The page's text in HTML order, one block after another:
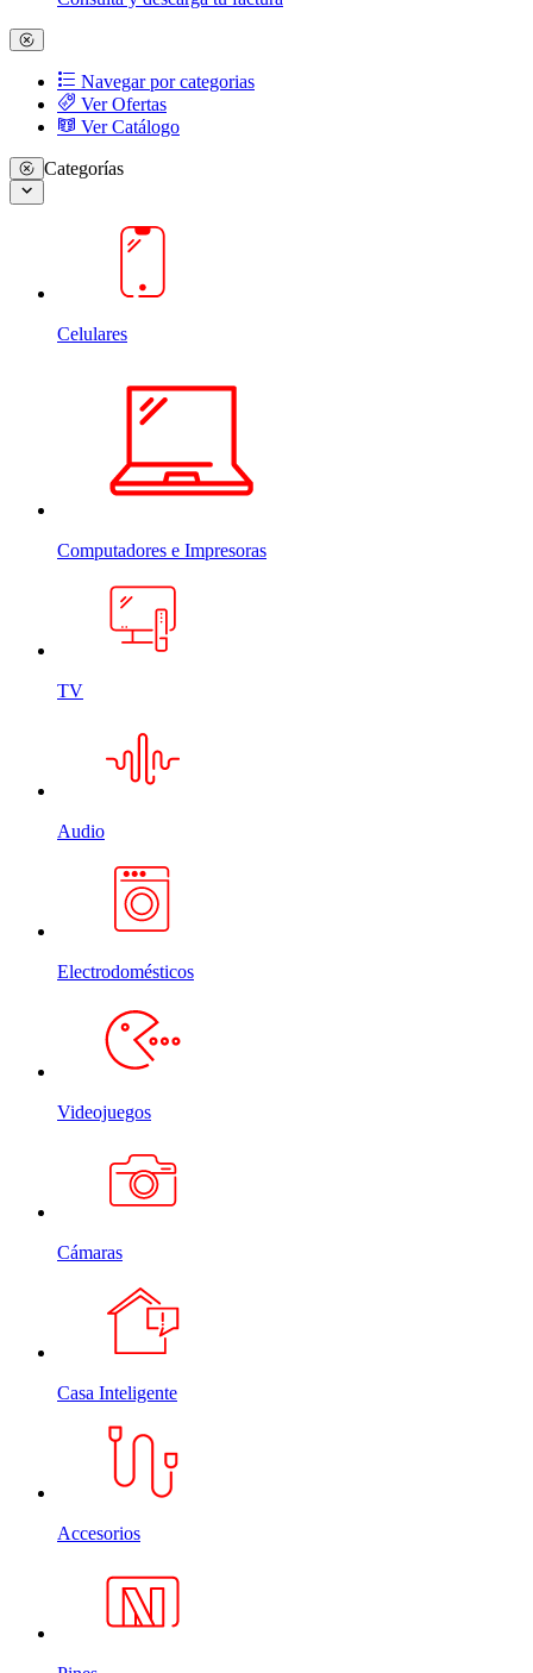
Navegar por categorias
Ver Ofertas
Ver Catálogo
Categorías
Celulares
Computadores e Impresoras
TV
Audio
Electrodomésticos
Videojuegos
Cámaras
Casa Inteligente
Accesorios